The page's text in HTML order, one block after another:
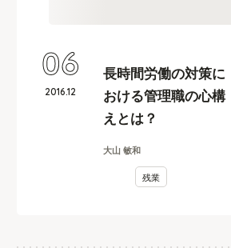
長時間労働の対策に
おける管理職の心構
えとは？
大山 敏和
残業
2016.12
06